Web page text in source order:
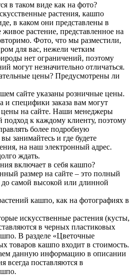
в таком виде как на фото?
растения, кашпо
в каком они представлены в
растение, представленное на
Фото, что мы разместили,
для вас, нежели четким
нет ограничений, поэтому
могут незначительно отличаться.
цены? Предусмотрены ли
сайте указаны розничные цены.
и специфики заказа вам могут
цены на сайте. Наши менеджеры
к каждому клиенту, поэтому
более подробную
занимайтесь и где будете
на наш электронный адрес.
ждать.
включает в себя кашпо?
размер на сайте – это полный
до самой высокой или длинной
кашпо, как на фотографиях в
искусственные растения (кусты,
в черных пластиковых
В разделе «Цветочные
товаров кашпо входит в стоимость.
данную информацию в описании
всегда поставляются в